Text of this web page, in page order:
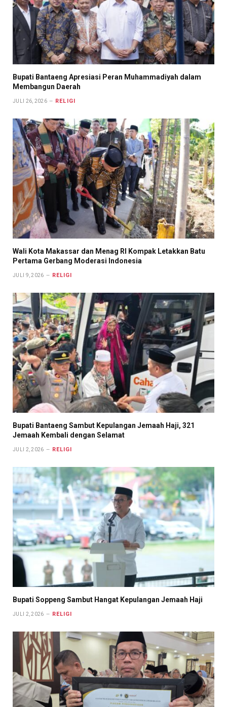
Bupati Bantaeng Apresiasi Peran Muhammadiyah dalam
Membangun Daerah
JULI 26, 2026 RELIGI
Wali Kota Makassar dan Menag RI Kompak Letakkan Batu
Pertama Gerbang Moderasi Indonesia
JULI 9, 2026 RELIGI
Bupati Bantaeng Sambut Kepulangan Jemaah Haji, 321
Jemaah Kembali dengan Selamat
JULI 2, 2026 RELIGI
Bupati Soppeng Sambut Hangat Kepulangan Jemaah Haji
JULI 2, 2026 RELIGI